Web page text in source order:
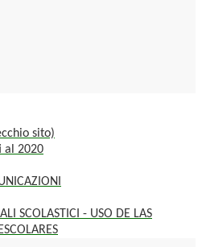
sito)
al 2020
SCOLASTICI - USO DE LAS